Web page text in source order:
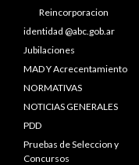
Reincorporacion
identidad @abc.gob.ar
Jubilaciones
MAD Y Acrecentamiento
NORMATIVAS
NOTICIAS GENERALES
PDD
Pruebas de Seleccion y
Concursos